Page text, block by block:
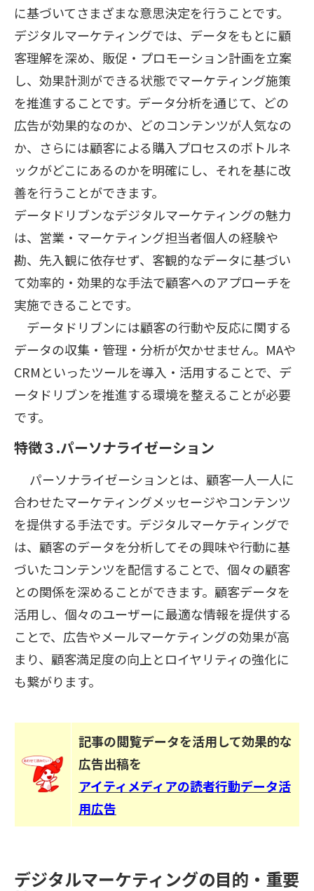
に基づいてさまざまな意思決定を行うことです。
デジタルマーケティングでは、データをもとに顧
客理解を深め、販促・プロモーション計画を立案
し、効果計測ができる状態でマーケティング施策
を推進することです。データ分析を通じて、どの
広告が効果的なのか、どのコンテンツが人気なの
か、さらには顧客による購入プロセスのボトルネ
ックがどこにあるのかを明確にし、それを基に改
善を行うことができます。
データドリブンなデジタルマーケティングの魅力
は、営業・マーケティング担当者個人の経験や
勘、先入観に依存せず、客観的なデータに基づい
て効率的・効果的な手法で顧客へのアプローチを
実施できることです。
データドリブンには顧客の行動や反応に関する
データの収集・管理・分析が欠かせません。MAや
CRMといったツールを導入・活用することで、デ
ータドリブンを推進する環境を整えることが必要
です。
特徴３.パーソナライゼーション
パーソナライゼーションとは、顧客一人一人に
合わせたマーケティングメッセージやコンテンツ
を提供する手法です。デジタルマーケティングで
は、顧客のデータを分析してその興味や行動に基
づいたコンテンツを配信することで、個々の顧客
との関係を深めることができます。顧客データを
活用し、個々のユーザーに最適な情報を提供する
ことで、広告やメールマーケティングの効果が高
まり、顧客満足度の向上とロイヤリティの強化に
も繋がります。
記事の閲覧データを活用して効果的な
広告出稿を
アイティメディアの読者行動データ活
用広告
デジタルマーケティングの目的・重要